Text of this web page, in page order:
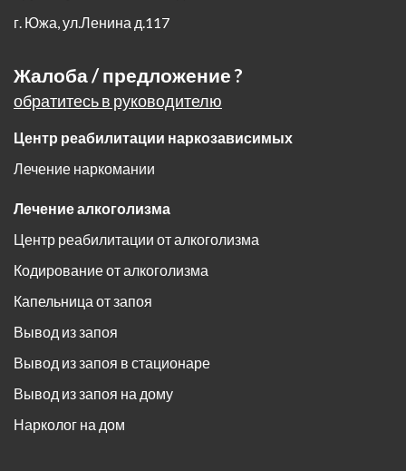
г. Южа,ул.Ленина д.117
Жалоба / предложение ?
обратитесь в руководителю
Центр реабилитации наркозависимых
Лечение наркомании
Лечение алкоголизма
Центр реабилитации от алкоголизма
Кодирование от алкоголизма
Капельница от запоя
Вывод из запоя
Вывод из запоя в стационаре
Вывод из запоя на дому
Нарколог на дом